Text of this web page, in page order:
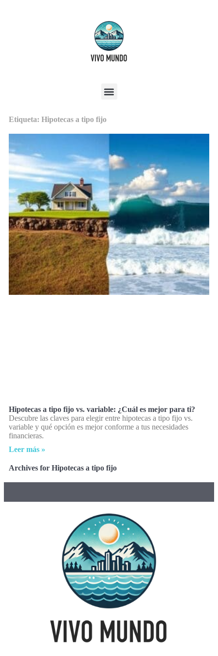
Etiqueta: Hipotecas a tipo fijo
Hipotecas a tipo fijo vs. variable: ¿Cuál es mejor para ti?
Descubre las claves para elegir entre hipotecas a tipo fijo vs.
variable y qué opción es mejor conforme a tus necesidades
financieras.
Leer más »
Archives for Hipotecas a tipo fijo